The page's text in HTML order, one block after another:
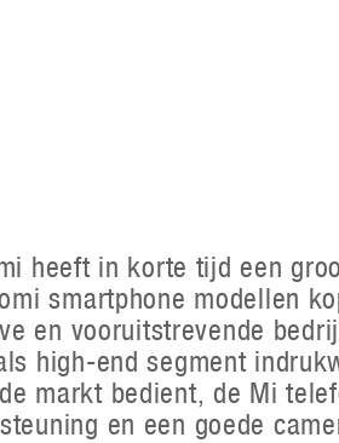
heeft in korte tijd een
smartphone modellen
en vooruitstrevende
high-end segment
markt bedient, de Mi
en een goede